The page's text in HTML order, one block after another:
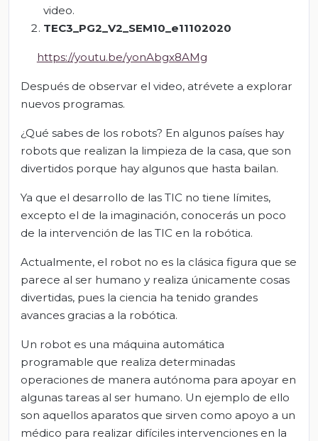
video.
TEC3_PG2_V2_SEM10_e11102020
https://youtu.be/yonAbgx8AMg
Después de observar el video, atrévete a explorar
nuevos programas.
¿Qué sabes de los robots? En algunos países hay
robots que realizan la limpieza de la casa, que son
divertidos porque hay algunos que hasta bailan.
Ya que el desarrollo de las TIC no tiene límites,
excepto el de la imaginación, conocerás un poco
de la intervención de las TIC en la robótica.
Actualmente, el robot no es la clásica figura que se
parece al ser humano y realiza únicamente cosas
divertidas, pues la ciencia ha tenido grandes
avances gracias a la robótica.
Un robot es una máquina automática
programable que realiza determinadas
operaciones de manera autónoma para apoyar en
algunas tareas al ser humano. Un ejemplo de ello
son aquellos aparatos que sirven como apoyo a un
médico para realizar difíciles intervenciones en la